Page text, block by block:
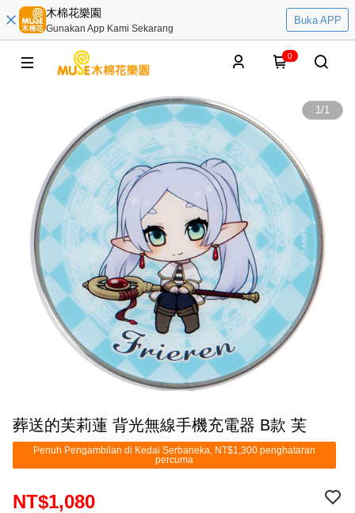
木棉花樂園
Gunakan App Kami Sekarang
Buka APP
0
1/1
葬送的芙莉蓮 背光無線手機充電器 B款 芙
Penuh Pengambilan di Kedai Serbaneka, NT$1,300 penghataran
percuma
NT$1,080